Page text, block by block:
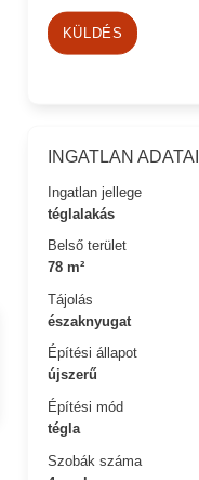
KÜLDÉS
INGATLAN ADATAI
Ingatlan jellege
téglalakás
Belső terület
78 m²
Tájolás
északnyugat
Építési állapot
újszerű
Építési mód
tégla
Szobák száma